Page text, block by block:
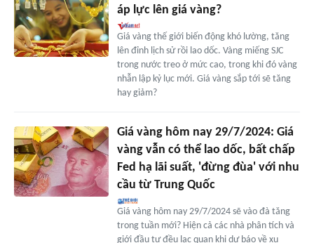
áp lực lên giá vàng?
Giá vàng thế giới biến động khó lường, tăng
lên đỉnh lịch sử rồi lao dốc. Vàng miếng SJC
trong nước treo ở mức cao, trong khi đó vàng
nhẫn lập kỷ lục mới. Giá vàng sắp tới sẽ tăng
hay giảm?
Giá vàng hôm nay 29/7/2024: Giá
vàng vẫn có thể lao dốc, bất chấp
Fed hạ lãi suất, 'đừng đùa' với nhu
cầu từ Trung Quốc
Giá vàng hôm nay 29/7/2024 sẽ vào đà tăng
trong tuần mới? Hiện cả các nhà phân tích và
giới đầu tư đều lạc quan khi dự báo về xu